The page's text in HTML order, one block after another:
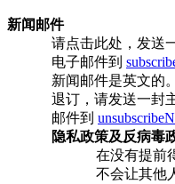
新闻邮件
请点击此处，发送
电子邮件到
新闻邮件是英文的。
退订，请发送一封
邮件到
隐私政策及反病毒
在没有提前
不会让其他